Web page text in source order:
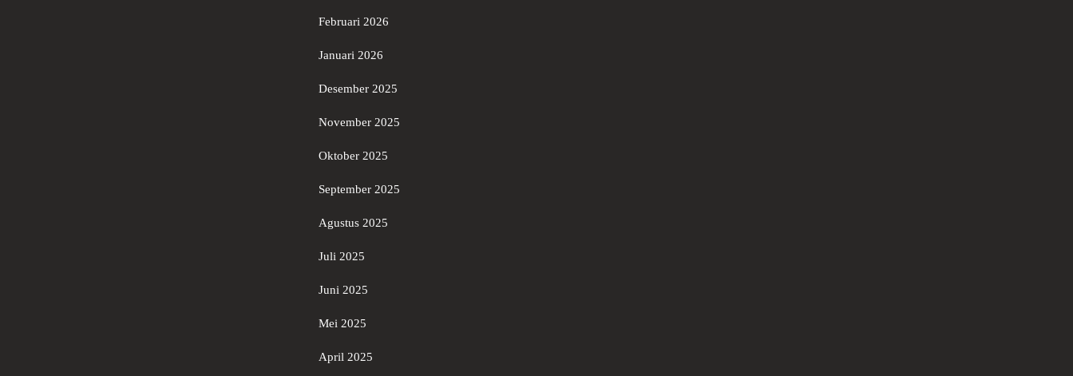
Februari 2026
Januari 2026
Desember 2025
November 2025
Oktober 2025
September 2025
Agustus 2025
Juli 2025
Juni 2025
Mei 2025
April 2025